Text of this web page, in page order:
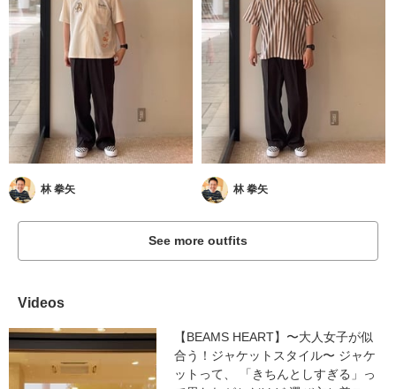
林 拳矢 林 拳矢
See more outfits
Videos
【BEAMS HEART】〜大人女子が似
合う！ジャケットスタイル〜 ジャケ
ットって、 「きちんとしすぎる」っ